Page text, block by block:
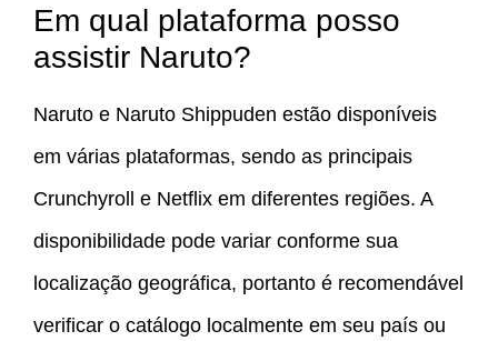
Em qual plataforma posso
assistir Naruto?
Naruto e Naruto Shippuden estão disponíveis
em várias plataformas, sendo as principais
Crunchyroll e Netflix em diferentes regiões. A
disponibilidade pode variar conforme sua
localização geográfica, portanto é recomendável
verificar o catálogo localmente em seu país ou